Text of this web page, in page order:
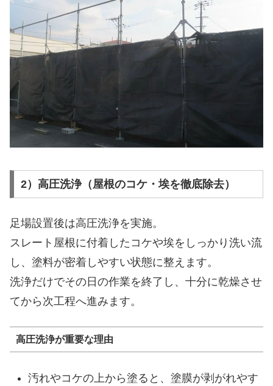
2）高圧洗浄（屋根のコケ・埃を徹底除去）
足場設置後は高圧洗浄を実施。
スレート屋根に付着したコケや埃をしっかり洗い流
し、塗料が密着しやすい状態に整えます。
洗浄だけでその日の作業を終了し、十分に乾燥させ
てから次工程へ進みます。
高圧洗浄が重要な理由
汚れやコケの上から塗ると、塗膜が剥がれやす